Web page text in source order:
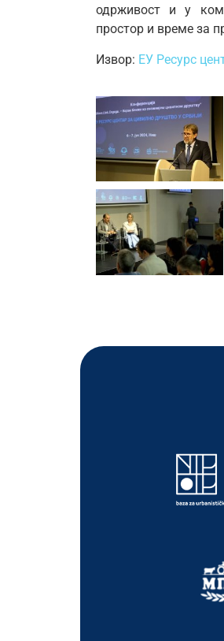
одрживост и у
простор и време за
Извор: ЕУ Ресурс